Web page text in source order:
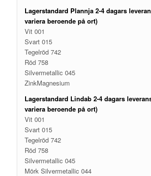
Lagerstandard Plannja 2-4 dagars
variera beroende på ort)
Vit 001
Svart 015
Tegelröd 742
Röd 758
Silvermetallic 045
ZinkMagnesium
Lagerstandard Lindab 2-4 dagars
variera beroende på ort)
Vit 001
Svart 015
Tegelröd 742
Röd 758
Silvermetallic 045
Mörk Silvermetallic 044